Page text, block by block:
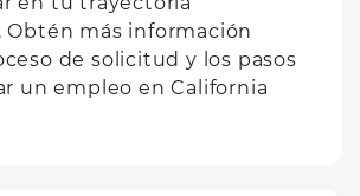
Obtén más información
de solicitud y los pasos
un empleo en California